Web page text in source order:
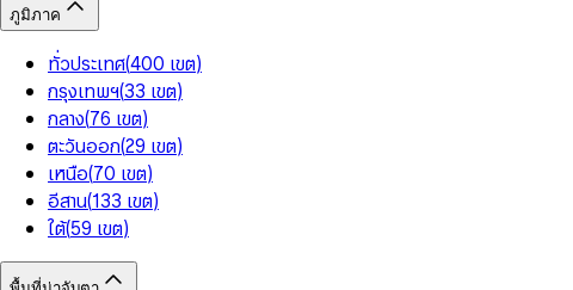
ภูมิภาค
ทั่วประเทศ(400 เขต)
กรุงเทพฯ(33 เขต)
กลาง(76 เขต)
ตะวันออก(29 เขต)
เหนือ(70 เขต)
อีสาน(133 เขต)
ใต้(59 เขต)